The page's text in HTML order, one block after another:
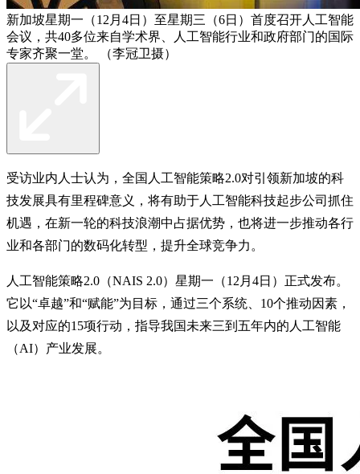
新加坡星期一（12月4日）至星期三（6日）首度召开人工智能
会议，共40多位来自学术界、人工智能行业和政府部门的国际
专家齐聚一堂。 （李冠卫摄）
受访业内人士认为，全国人工智能策略2.0对引领新加坡的科
技发展具有里程碑意义，将有助于人工智能科技起步公司抓住
机遇，在新一轮的科技浪潮中占据优势，也将进一步推动各行
业和各部门的数码化转型，提升全球竞争力。
人工智能策略2.0（NAIS 2.0）星期一（12月4日）正式发布。
它以“卓越”和“赋能”为目标，通过三个系统、10个推动因素，
以及对应的15项行动，指导我国未来三到五年内的人工智能
（AI）产业发展。